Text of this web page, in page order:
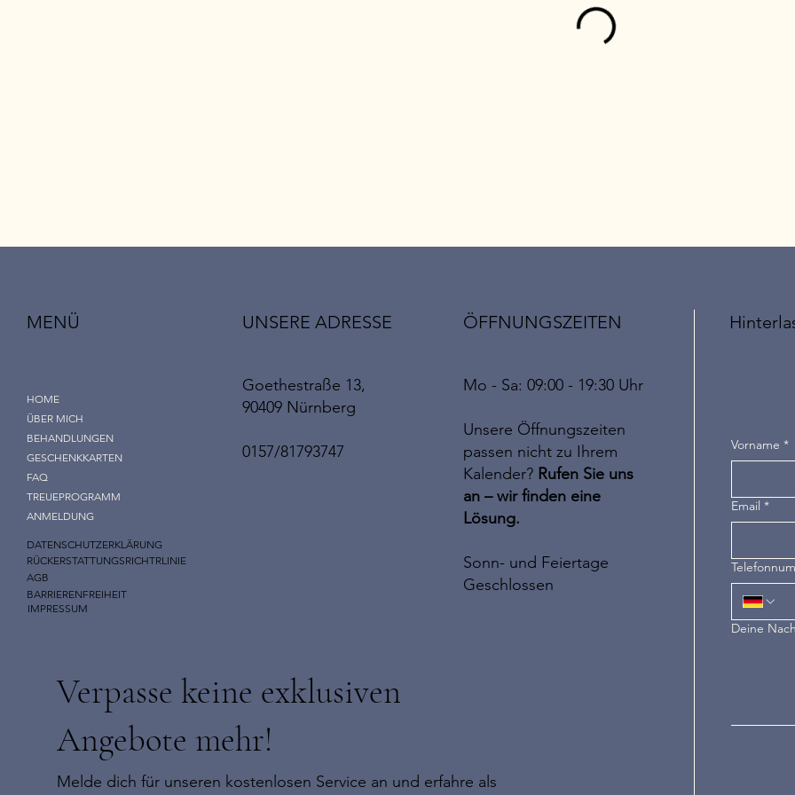
MENÜ
HOME
ÜBER MICH
BEHANDLUNGEN
GESCHENKKARTEN
FAQ
TREUEPROGRAMM
ANMELDUNG
DATENSCHUTZERKLÄRUNG
RÜCKERSTATTUNGSRICHTRLINIE
AGB
BARRIERENFREIHEIT
IMPRESSUM
UNSERE ADRESSE
Goethestraße 13,
90409 Nürnberg
0157/81793747
ÖFFNUNGSZEITEN
Mo - Sa: 09:00 - 19:30 Uhr
Unsere Öffnungszeiten
passen nicht zu Ihrem
Kalender? Rufen Sie uns
an – wir finden eine
Lösung.
Sonn- und Feiertage
Geschlossen
Vorname *
Email *
Deine
Verpasse keine exklusiven
Angebote mehr!
Melde dich für unseren kostenlosen Service an und erfahre als